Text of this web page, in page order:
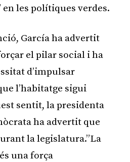
en les polítiques verdes.
García ha advertit
el pilar social i ha
d’impulsar
l’habitatge sigui
sentit, la presidenta
ha advertit que
la legislatura.”La
una força